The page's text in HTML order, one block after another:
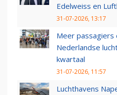
Edelweiss en
31-07-2026, 13:17
Meer passagiers
Nederlandse
kwartaal
31-07-2026, 11:57
Luchthavens